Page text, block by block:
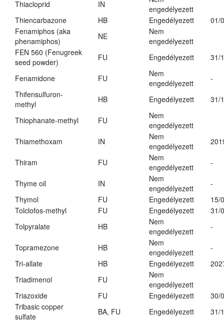
Thiacloprid IN
engedélyezett
Thiencarbazone
HB Engedélyezett
01/
Fenamiphos (aka
phenamiphos)
NE
Nem
engedélyezett
FEN 560 (Fenugreek
seed powder)
FU Engedélyezett 31/
Fenamidone FU
Nem
engedélyezett
-
Thifensulfuron-
methyl
HB Engedélyezett 31/
Thiophanate-methyl FU
Nem
engedélyezett
Thiamethoxam
IN
Nem
engedélyezett
Thiram FU
Nem
engedélyezett
-
Thyme oil IN
Nem
engedélyezett
-
Thymol
FU Engedélyezett
15/
Tolclofos-methyl
FU Engedélyezett
31/
Tolpyralate
HB
Nem
engedélyezett
-
Topramezone HB
Nem
engedélyezett
-
Tri-allate
HB Engedélyezett
Triadimenol
FU
Nem
engedélyezett
Triazoxide
FU Engedélyezett
30/
Tribasic copper
sulfate
BA, FU Engedélyezett
31/